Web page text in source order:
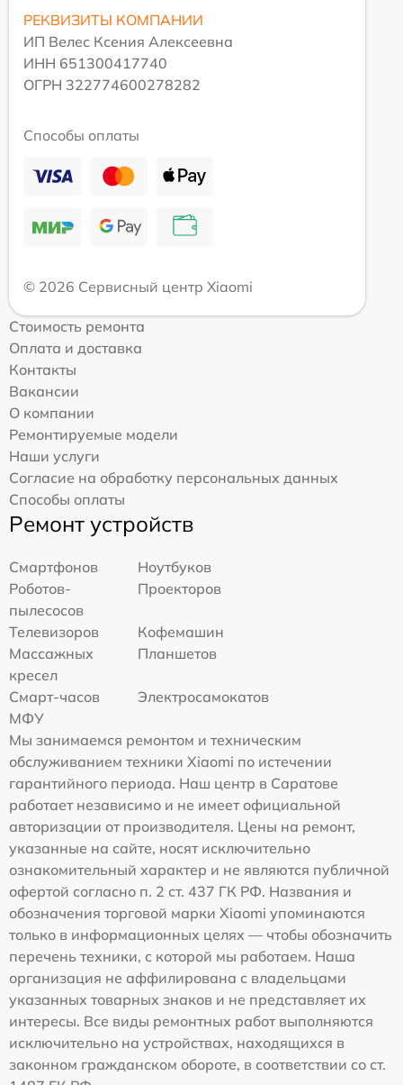
РЕКВИЗИТЫ КОМПАНИИ
ИП Велес Ксения Алексеевна
ИНН 651300417740
ОГРН 322774600278282
Способы оплаты
© 2026 Сервисный центр Xiaomi
Стоимость ремонта
Оплата и доставка
Контакты
Вакансии
О компании
Ремонтируемые модели
Наши услуги
Согласие на обработку персональных данных
Способы оплаты
Ремонт устройств
Смартфонов
Ноутбуков
Роботов-
пылесосов
Проекторов
Телевизоров
Кофемашин
Массажных
кресел
Планшетов
Смарт-часов
Электросамокатов
МФУ
Мы занимаемся ремонтом и техническим
обслуживанием техники Xiaomi по истечении
гарантийного периода. Наш центр в Саратове
работает независимо и не имеет официальной
авторизации от производителя. Цены на ремонт,
указанные на сайте, носят исключительно
ознакомительный характер и не являются публичной
офертой согласно п. 2 ст. 437 ГК РФ. Названия и
обозначения торговой марки Xiaomi упоминаются
только в информационных целях — чтобы обозначить
перечень техники, с которой мы работаем. Наша
организация не аффилирована с владельцами
указанных товарных знаков и не представляет их
интересы. Все виды ремонтных работ выполняются
исключительно на устройствах, находящихся в
законном гражданском обороте, в соответствии со ст.